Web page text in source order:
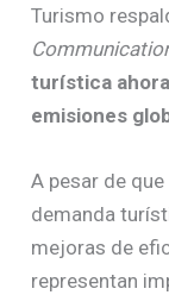
Turismo
turística
emisiones
A pesar de
demanda
mejoras de
representan